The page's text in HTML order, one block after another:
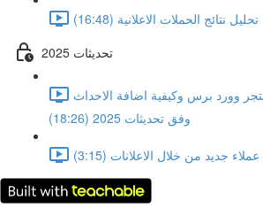
تحليل نتائج الحملات الاعلانية (16:48)
تحديثات 2025
وورد برس وكيفية اضافة الاحداث
وفق تحديثات 2025 (18:26)
جديد من خلال الاعلانات (3:15)